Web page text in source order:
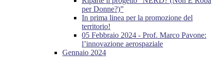
per Donne?)”
In prima linea per la promozione del
territorio!
05 Febbraio 2024 - Prof. Marco Pavone:
l’innovazione aerospaziale
Gennaio 2024